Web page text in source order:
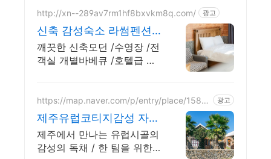
http://xn--289av7rm1hf8bxvkm8q.com/ 광고
신축 감성숙소 라썸펜션
수영장 바베큐 스파펜션
깨끗한 신축모던 /수영장 /전
객실 개별바베큐 /호텔급 침
https://map.naver.com/p/entry/place/1589
광고
제주유럽코티지감성 자쿠
지독채 프라이빗 제주여
행, 유럽감성
제주에서 만나는 유럽시골의
감성의 독채 / 한 팀을 위한